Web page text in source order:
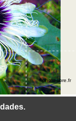
©photo-libre.fr